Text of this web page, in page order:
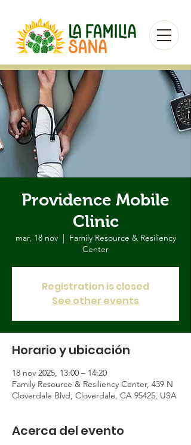
Providence Mobile
Clinic
mar, 18 nov
  |
Family Resource & Resiliency
Center
Registration is closed
See other events
Horario y ubicación
18 nov 2025, 13:00 – 14:20
Family Resource & Resiliency Center, 439 N
Cloverdale Blvd, Cloverdale, CA 95425, USA
Acerca del evento